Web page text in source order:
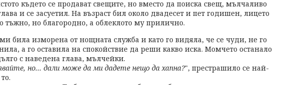
където се продават свещите, но вместо да поиска свещ, мълчаливо
и се засуетил. На възраст бил около двадесет и пет годишен, лицето
тъжно, но благородно, а облеклото му прилично.
била изморена от нощната служба и като го видяла, че се чуди, не го
а го оставила на спокойствие да реши какво иска. Момчето останало
с наведена глава, мълчейки.
но... дали може да ми дадете нещо да хапна?", престрашило се най-